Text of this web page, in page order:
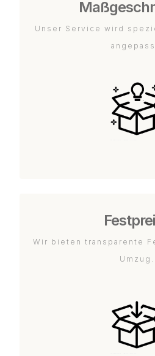
Unser Service wird
Wir bieten transparente
Umzug.